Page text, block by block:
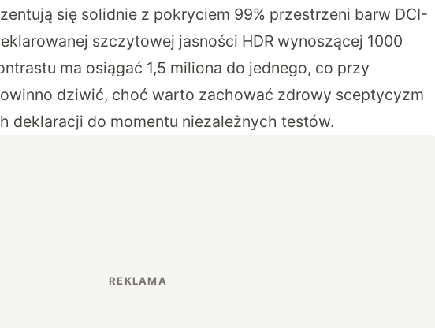
się solidnie z pokryciem 99% przestrzeni barw DCI-
szczytowej jasności HDR wynoszącej 1000
ma osiągać 1,5 miliona do jednego, co przy
dziwić, choć warto zachować zdrowy sceptycyzm
deklaracji do momentu niezależnych testów.